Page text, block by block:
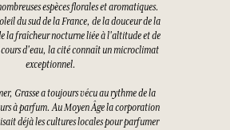
espèces florales et aromatiques.
du sud de la France, de la douceur de la
la fraîcheur nocturne liée à l'altitude et de
d'eau, la cité connaît un microclimat
exceptionnel.
Grasse a toujours vécu au rythme de la
à parfum. Au Moyen Âge la corporation
déjà les cultures locales pour parfumer